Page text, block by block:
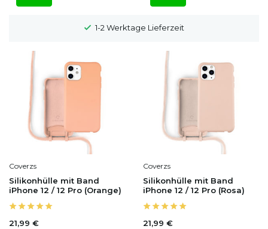
100 Tage Widerrufsrecht
Coverzs
Silikonhülle mit Band
iPhone 12 / 12 Pro (Orange)
21,99 €
Coverzs
Silikonhülle mit Band
iPhone 12 / 12 Pro (Rosa)
21,99 €